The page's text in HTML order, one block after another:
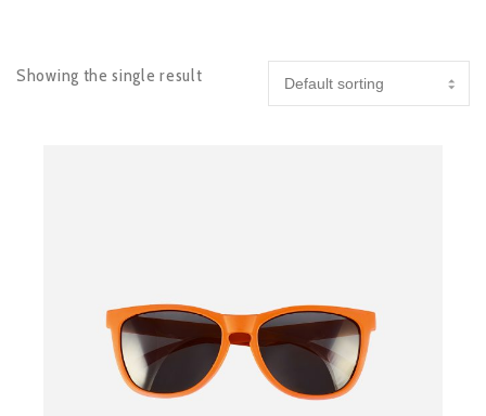
Showing the single result